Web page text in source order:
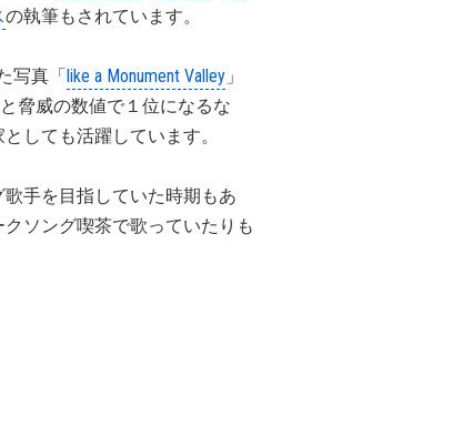
の執筆もされています。
写真「like a Monument Valley 」
脅威の数値で１位になるな
しても活躍しています。
手を目指していた時期もあ
クソング喫茶で歌っていたりも